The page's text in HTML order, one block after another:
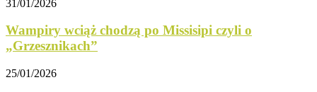
31/01/2026
Wampiry wciąż chodzą po Missisipi czyli o
„Grzesznikach”
25/01/2026